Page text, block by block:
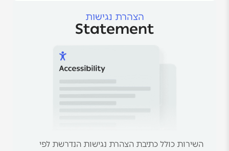
הצהרת נגישות
Statement
השירות כולל כתיבת הצהרת נגישות הנדרשת לפי